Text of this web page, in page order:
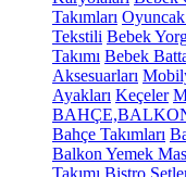
Takımları
Tekstili Bebek
Takımı Bebek
Aksesuarları
Ayakları Keçeler
Bahçe Takımları
Balkon Yemek
Takımı Bistro